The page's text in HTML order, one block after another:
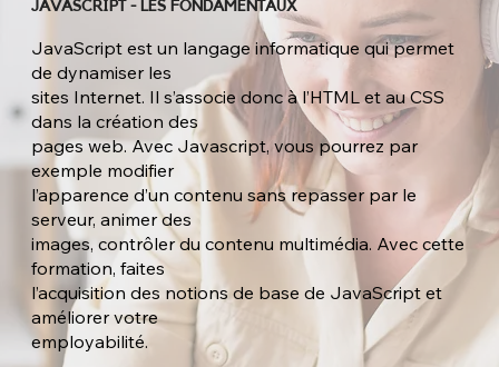
JAVASCRIPT - LES FONDAMENTAUX
JavaScript est un langage informatique qui permet
de dynamiser les
sites Internet. Il s’associe donc à l’HTML et au CSS
dans la création des
pages web. Avec Javascript, vous pourrez par
exemple modifier
l’apparence d’un contenu sans repasser par le
serveur, animer des
images, contrôler du contenu multimédia. Avec cette
formation, faites
l’acquisition des notions de base de JavaScript et
améliorer votre
employabilité.